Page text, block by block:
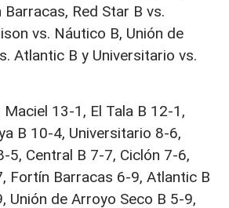
Red Star B vs.
vs. Náutico B, Unión de
Atlantic B y Universitario vs.
Maciel 13-1, El Tala B 12-1,
B 10-4, Universitario 8-6,
5, Central B 7-7, Ciclón 7-6,
Fortín Barracas 6-9, Atlantic B
Unión de Arroyo Seco B 5-9,